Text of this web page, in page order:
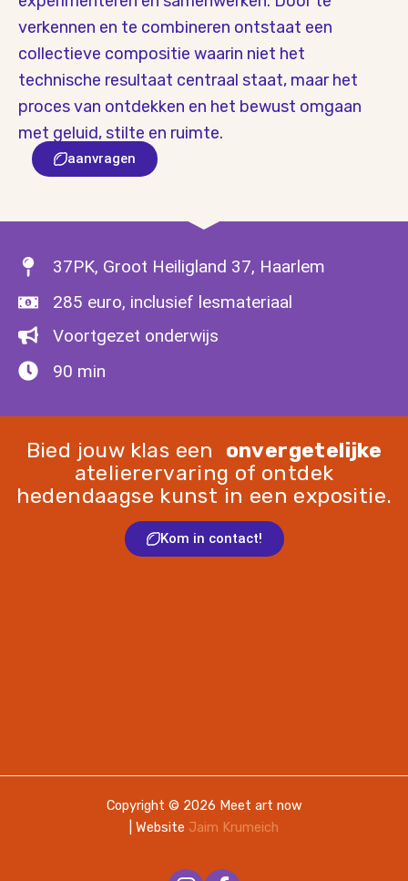
verkennen en te combineren ontstaat een
collectieve compositie waarin niet het
technische resultaat centraal staat, maar het
proces van ontdekken en het bewust omgaan
met geluid, stilte en ruimte.
aanvragen
37PK, Groot Heiligland 37, Haarlem
285 euro, inclusief lesmateriaal
Voortgezet onderwijs
90 min
Bied jouw klas een onvergetelijke
atelierervaring of ontdek
hedendaagse kunst in een expositie.
Kom in contact!
Copyright © 2026 Meet art now
| Website Jaim Krumeich